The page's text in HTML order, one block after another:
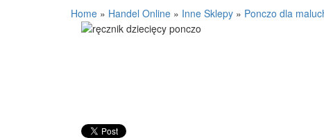
Home » Handel Online » Inne Sklepy » Ponczo dla